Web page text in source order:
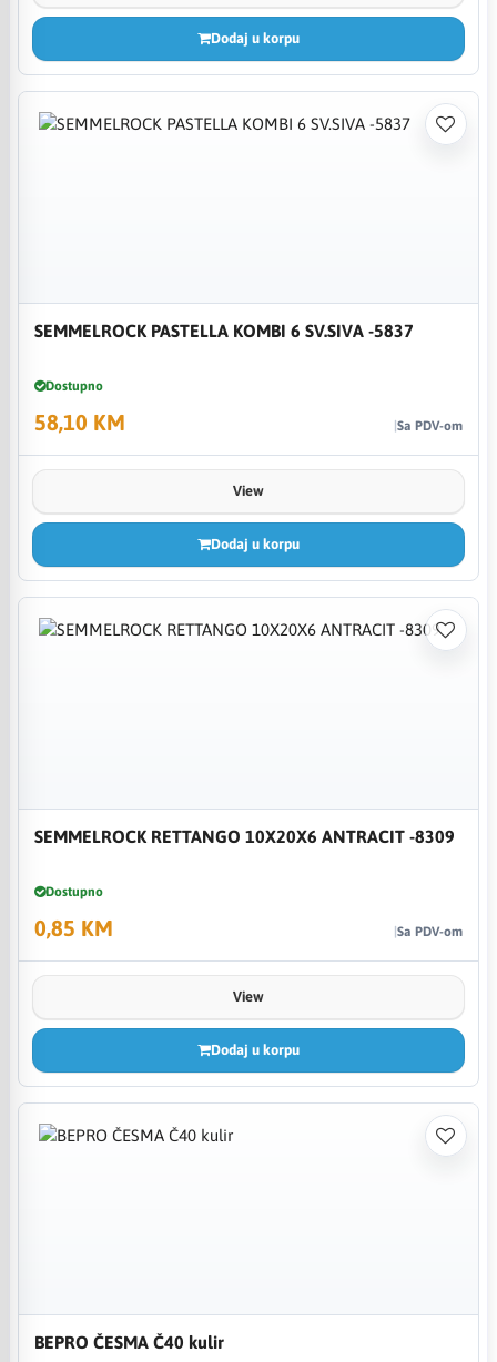
Dodaj u korpu
SEMMELROCK PASTELLA KOMBI 6 SV.SIVA -5837
Dostupno
58,10 KM Sa PDV-om
View
Dodaj u korpu
SEMMELROCK RETTANGO 10X20X6 ANTRACIT -8309
Dostupno
0,85 KM Sa PDV-om
View
Dodaj u korpu
BEPRO ČESMA Č40 kulir